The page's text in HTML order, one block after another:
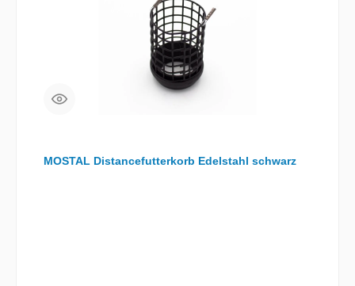
MOSTAL Distancefutterkorb Edelstahl schwarz